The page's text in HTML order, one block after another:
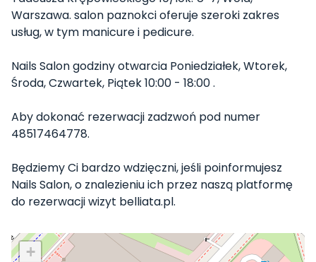
Warszawa. salon paznokci oferuje szeroki zakres
usług, w tym manicure i pedicure.
Nails Salon godziny otwarcia Poniedziałek, Wtorek,
Środa, Czwartek, Piątek 10:00 - 18:00 .
Aby dokonać rezerwacji zadzwoń pod numer
48517464778.
Będziemy Ci bardzo wdzięczni, jeśli poinformujesz
Nails Salon, o znalezieniu ich przez naszą platformę
do rezerwacji wizyt belliata.pl.
+